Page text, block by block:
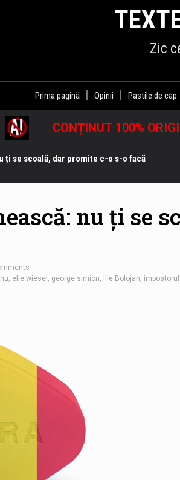
Zic
Prima pagină Opinii Pastile de cap
CONȚINUT 100%
ți se scoală, dar promite c-o s-o facă
nu ți se
elie wiesel george simion Ilie Bolojan